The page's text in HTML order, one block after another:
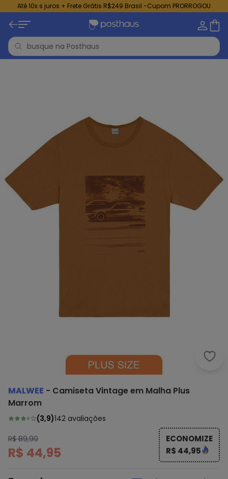
Até 10x s juros + Frete Grátis R$249 Brasil -Cupom PRORROGOU
MALWEE - Camiseta Vintage em Malha Plus
Marrom
(3,9)142 avaliações
R$ 89,90
R$ 44,95
ECONOMIZE
R$ 44,95